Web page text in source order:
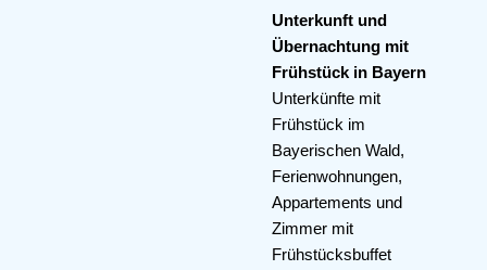
Unterkunft und
Übernachtung mit
Frühstück in Bayern
Unterkünfte mit
Frühstück im
Bayerischen Wald,
Ferienwohnungen,
Appartements und
Zimmer mit
Frühstücksbuffet